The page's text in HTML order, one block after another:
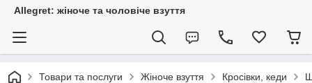
Allegret: жіноче та чоловіче взуття
Товари та послуги Жіноче взуття Кросівки, кеди